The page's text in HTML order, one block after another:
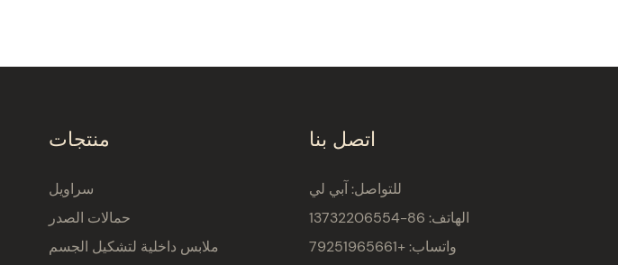
منتجات
سراويل
حمالات الصدر
ملابس داخلية لتشكيل الجسم
اتصل بنا
للتواصل: آبي لي
الهاتف: 86-13732206554
واتساب: +79251965661